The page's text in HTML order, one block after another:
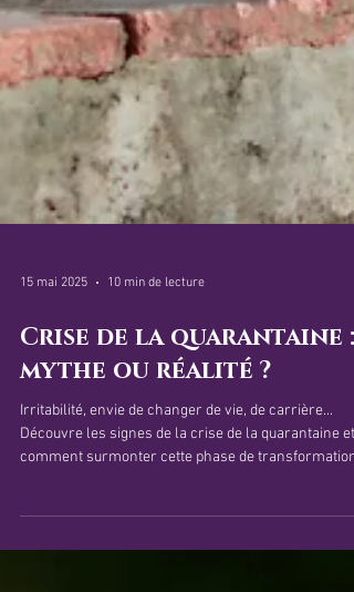
15 mai 2025 10 min de lecture
mythe ou réalité ?
Irritabilité, envie de changer de vie, de carrière...